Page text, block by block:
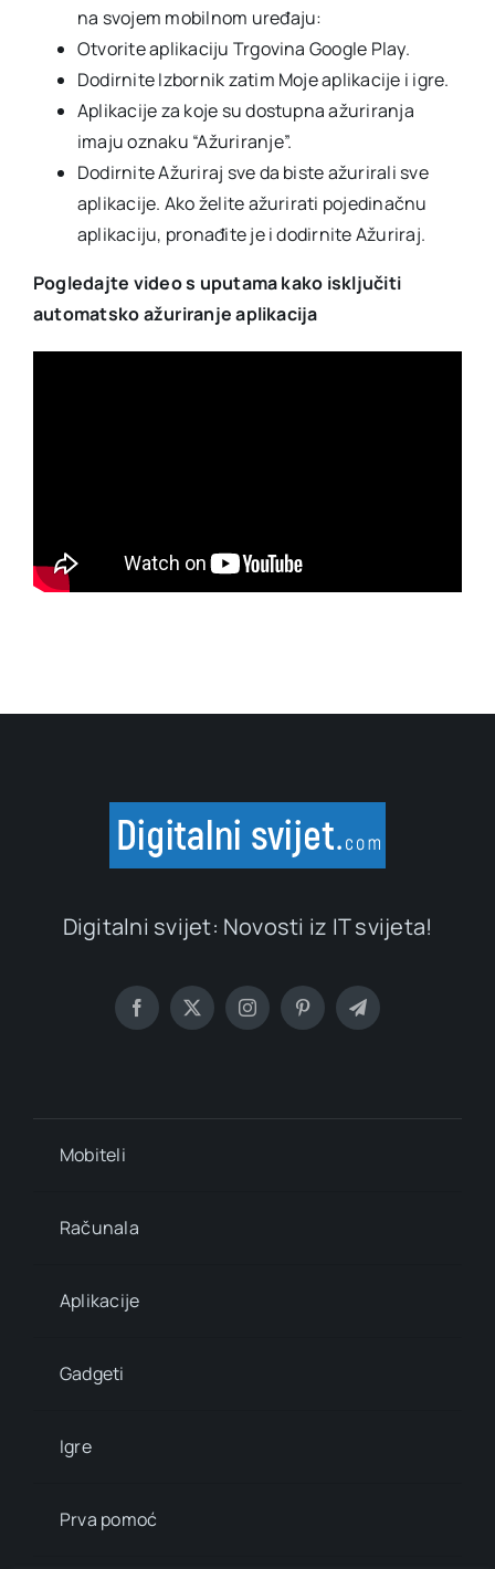
na svojem mobilnom uređaju:
Otvorite aplikaciju Trgovina Google Play.
Dodirnite Izbornik zatim Moje aplikacije i igre.
Aplikacije za koje su dostupna ažuriranja
imaju oznaku “Ažuriranje”.
Dodirnite Ažuriraj sve da biste ažurirali sve
aplikacije. Ako želite ažurirati pojedinačnu
aplikaciju, pronađite je i dodirnite Ažuriraj.
Pogledajte video s uputama kako isključiti
automatsko ažuriranje aplikacija
Digitalni svijet: Novosti iz IT svijeta!
Mobiteli
Računala
Aplikacije
Gadgeti
Igre
Prva pomoć